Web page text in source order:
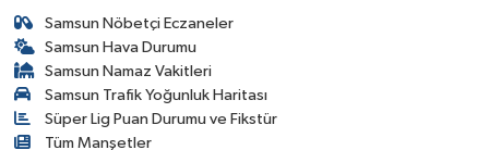
Samsun Nöbetçi Eczaneler
Samsun Hava Durumu
Samsun Namaz Vakitleri
Samsun Trafik Yoğunluk Haritası
Süper Lig Puan Durumu ve Fikstür
Tüm Manşetler